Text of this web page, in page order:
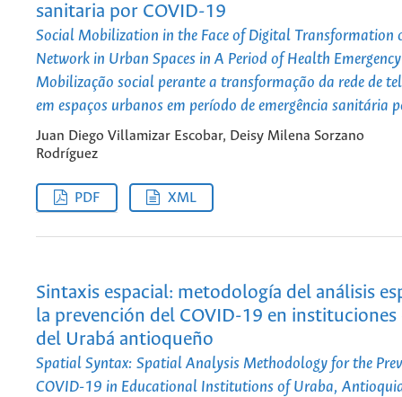
sanitaria por COVID-19
Social Mobilization in the Face of Digital Transformation
Network in Urban Spaces in A Period of Health
Mobilização social perante a transformação da rede de
em espaços urbanos em período de emergência sanitária
Juan Diego Villamizar Escobar, Deisy Milena Sorzano
Rodríguez
PDF XML
Sintaxis espacial: metodología del análisis
la prevención del COVID-19 en instituciones
del Urabá antioqueño
Spatial Syntax: Spatial Analysis Methodology for the
COVID-19 in Educational Institutions of Uraba,